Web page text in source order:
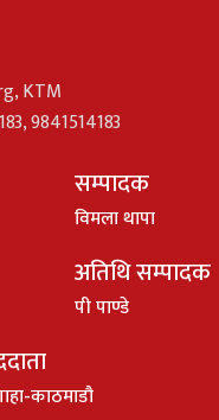
KTM
9841514183
सम्पादक
विमला थापा
अतिथि सम्पादक
पी पाण्डे
काठमाडौ